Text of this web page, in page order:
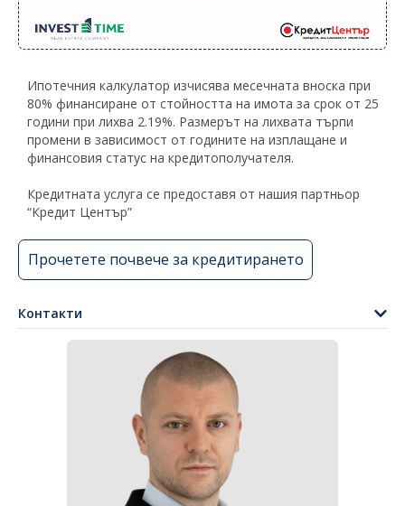
Ипотечния калкулатор изчисява месечната вноска при
80% финансиране от стойността на имота за срок от 25
години при лихва 2.19%. Размерът на лихвата търпи
промени в зависимост от годините на изплащане и
финансовия статус на кредитополучателя.
Кредитната услуга се предоставя от нашия партньор
“Кредит Център”
Прочетете почвече за кредитирането
Контакти